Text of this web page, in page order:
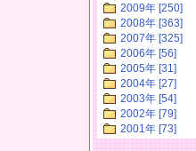
2009年 [250]
2008年 [363]
2007年 [325]
2006年 [56]
2005年 [31]
2004年 [27]
2003年 [54]
2002年 [79]
2001年 [73]